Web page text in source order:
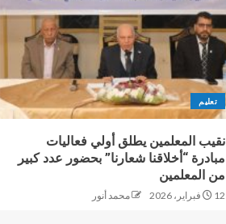
تعليم
نقيب المعلمين يطلق أولي فعاليات
مبادرة “أخلاقنا شعارنا” بحضور عدد كبير
من المعلمين
12 فبراير، 2026 محمد أنور